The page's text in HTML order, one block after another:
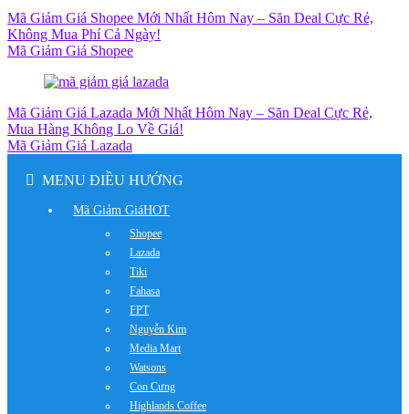
Mã Giảm Giá Shopee Mới Nhất Hôm Nay – Săn Deal Cực Rẻ,
Không Mua Phí Cả Ngày!
Mã Giảm Giá Shopee
Mã Giảm Giá Lazada Mới Nhất Hôm Nay – Săn Deal Cực Rẻ,
Mua Hàng Không Lo Về Giá!
Mã Giảm Giá Lazada
MENU ĐIỀU HƯỚNG
Mã Giảm GiáHOT
Shopee
Lazada
Tiki
Fahasa
FPT
Nguyễn Kim
Media Mart
Watsons
Con Cưng
Highlands Coffee